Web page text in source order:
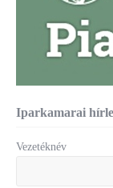
Iparkamarai
Vezetéknév